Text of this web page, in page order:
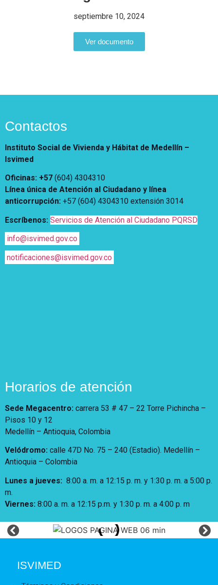
Vivienda Nueva
Directorio de servidores
A+ A A-
Contraste
Centro de relevo
Más Información sobre Accesibilidad
septiembre 10, 2024
Ver documento
Contactos
Instituto Social de Vivienda y Hábitat de Medellín –
Isvimed
Oficinas: +57 (604) 4304310
Línea única de Atención al Ciudadano y línea
anticorrupción: +57 (604) 4304310 extensión 3014
Escríbenos: Servicios de Atención al Ciudadano PQRSD
info@isvimed.gov.co
notificaciones@isvimed.gov.co
Horarios de atención
Sede Megacentro: carrera 53 # 47 – 22 Torre Pichincha –
Pisos 10 y 12
Medellín – Antioquia, Colombia
Velódromo: calle 47D No. 75 – 240 (Estadio). Medellín –
Antioquia – Colombia
Lunes a jueves: 8:00 a. m. a 12:15 p. m. y 1:30 p. m. a 5:00 p.
m.
Viernes: 8:00 a. m. a 12:15 p.m. y 1:30 p. m. a 4:00 p. m
ISVIMED